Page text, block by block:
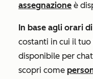
assegnazione è
In base agli orari
costanti in cui il
disponibile per
scopri come